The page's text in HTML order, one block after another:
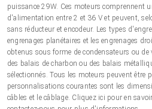
Norsk (NOK)
Suomi (EUR)
Svenska (SEK)
puissance 29W. Ces moteurs comprennent
d'alimentation entre 2 et 36 V et peuvent,
sans réducteur et encodeur. Les types
engrenages planétaires et les engrenages
obtenus sous forme de condensateurs ou
des balais de charbon ou des balais
sélectionnés. Tous les moteurs peuvent être
personnalisations courantes sont les
câbles et le câblage. Cliquez ici pour en